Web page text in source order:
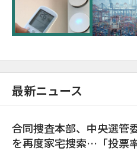
に需給対応体制を点検
最新ニュース
合同捜査本部、中央選管
を再度家宅捜索…「投票